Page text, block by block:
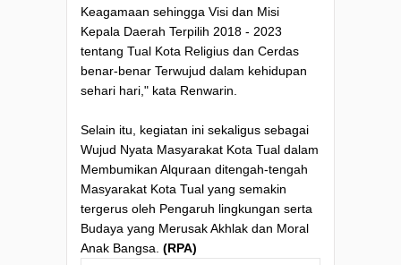
Keagamaan sehingga Visi dan Misi
Kepala Daerah Terpilih 2018 - 2023
tentang Tual Kota Religius dan Cerdas
benar-benar Terwujud dalam kehidupan
sehari hari," kata Renwarin.
Selain itu, kegiatan ini sekaligus sebagai
Wujud Nyata Masyarakat Kota Tual dalam
Membumikan Alquraan ditengah-tengah
Masyarakat Kota Tual yang semakin
tergerus oleh Pengaruh lingkungan serta
Budaya yang Merusak Akhlak dan Moral
Anak Bangsa. (RPA)